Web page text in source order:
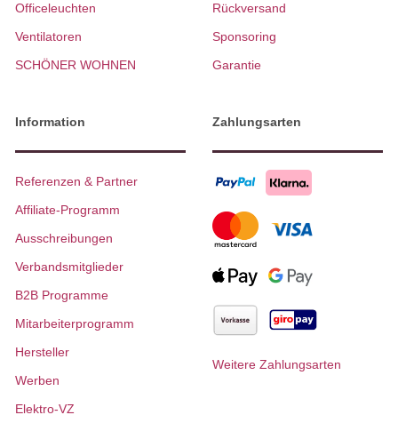
Officeleuchten
Ventilatoren
SCHÖNER WOHNEN
Rückversand
Sponsoring
Garantie
Information
Referenzen & Partner
Affiliate-Programm
Ausschreibungen
Verbandsmitglieder
B2B Programme
Mitarbeiterprogramm
Hersteller
Werben
Elektro-VZ
Zahlungsarten
Weitere Zahlungsarten